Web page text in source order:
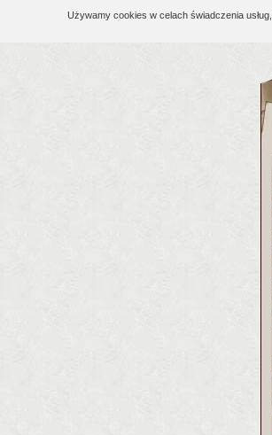
Używamy cookies w celach świadczenia